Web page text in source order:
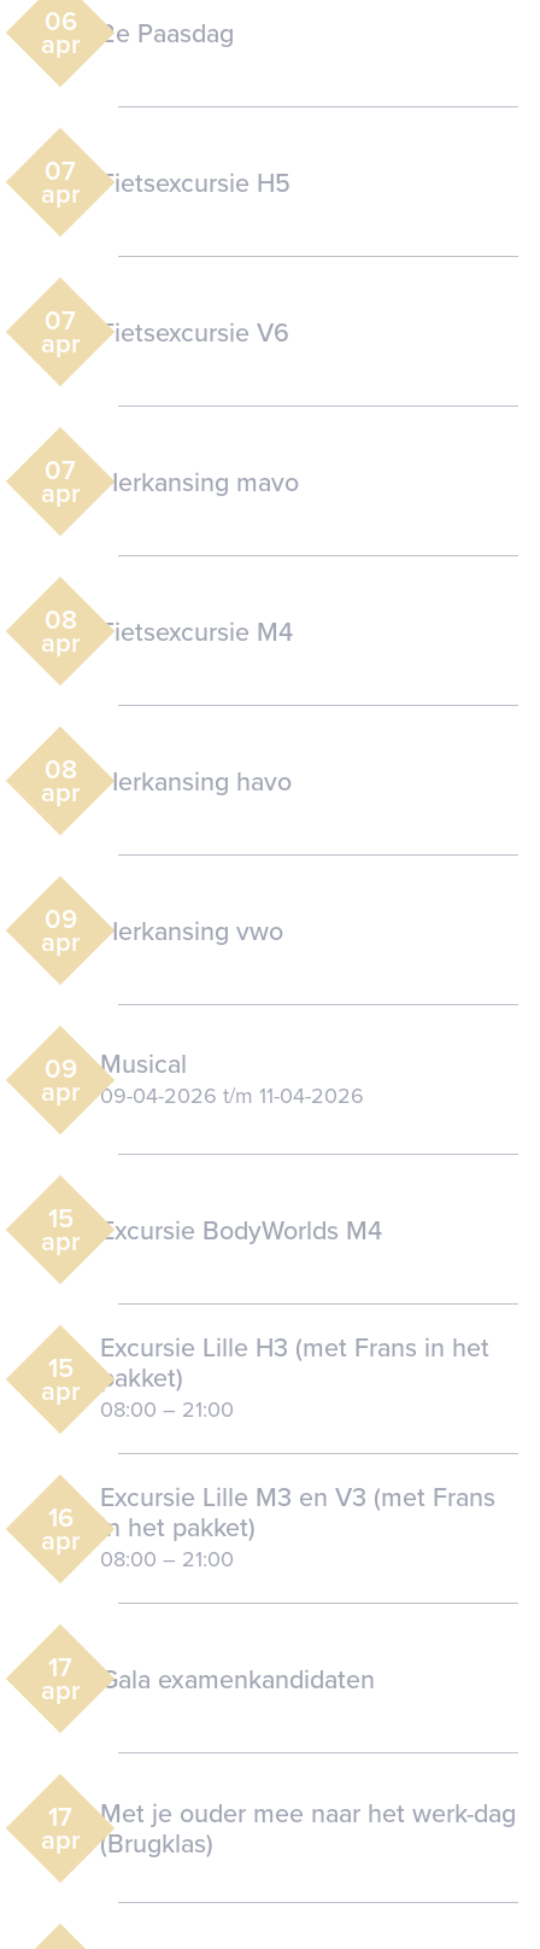
06
apr 2e Paasdag
07
apr Fietsexcursie H5
07
apr Fietsexcursie V6
07
apr Herkansing mavo
08
apr Fietsexcursie M4
08
apr Herkansing havo
09
apr Herkansing vwo
09
apr
Musical
09-04-2026 t/m 11-04-2026
15
apr Excursie BodyWorlds M4
15
apr
Excursie Lille H3 (met Frans in het
pakket)
08:00 – 21:00
16
apr
Excursie Lille M3 en V3 (met Frans
in het pakket)
08:00 – 21:00
17
apr Gala examenkandidaten
17
apr
Met je ouder mee naar het werk-dag
(Brugklas)